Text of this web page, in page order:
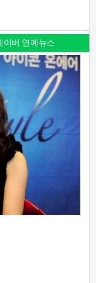
이버 연예뉴스